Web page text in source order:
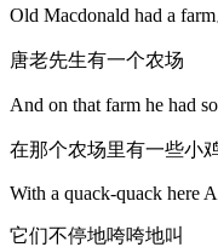
Old Macdonald had a
唐老先生有一个农场
And on that farm he had
在那个农场里有一些小
With a quack-quack here
它们不停地咵咵地叫